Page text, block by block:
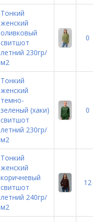
Тонкий
женский
оливковый
свитшот
летний 230гр/
м2
0
Тонкий
женский
темно-
зеленый (хаки)
свитшот
летний 230гр/
м2
0
Тонкий
женский
коричневый
свитшот
летний 240гр/
м2
12